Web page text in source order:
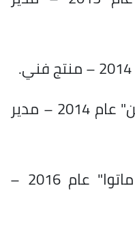
فيلم "اللي جاي أحسن" عام 2014 – مدير
فيلم "اللي اختشوا ماتوا" عام 2016 –